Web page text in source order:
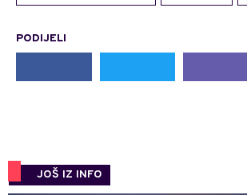
PODIJELI
JOŠ IZ INFO